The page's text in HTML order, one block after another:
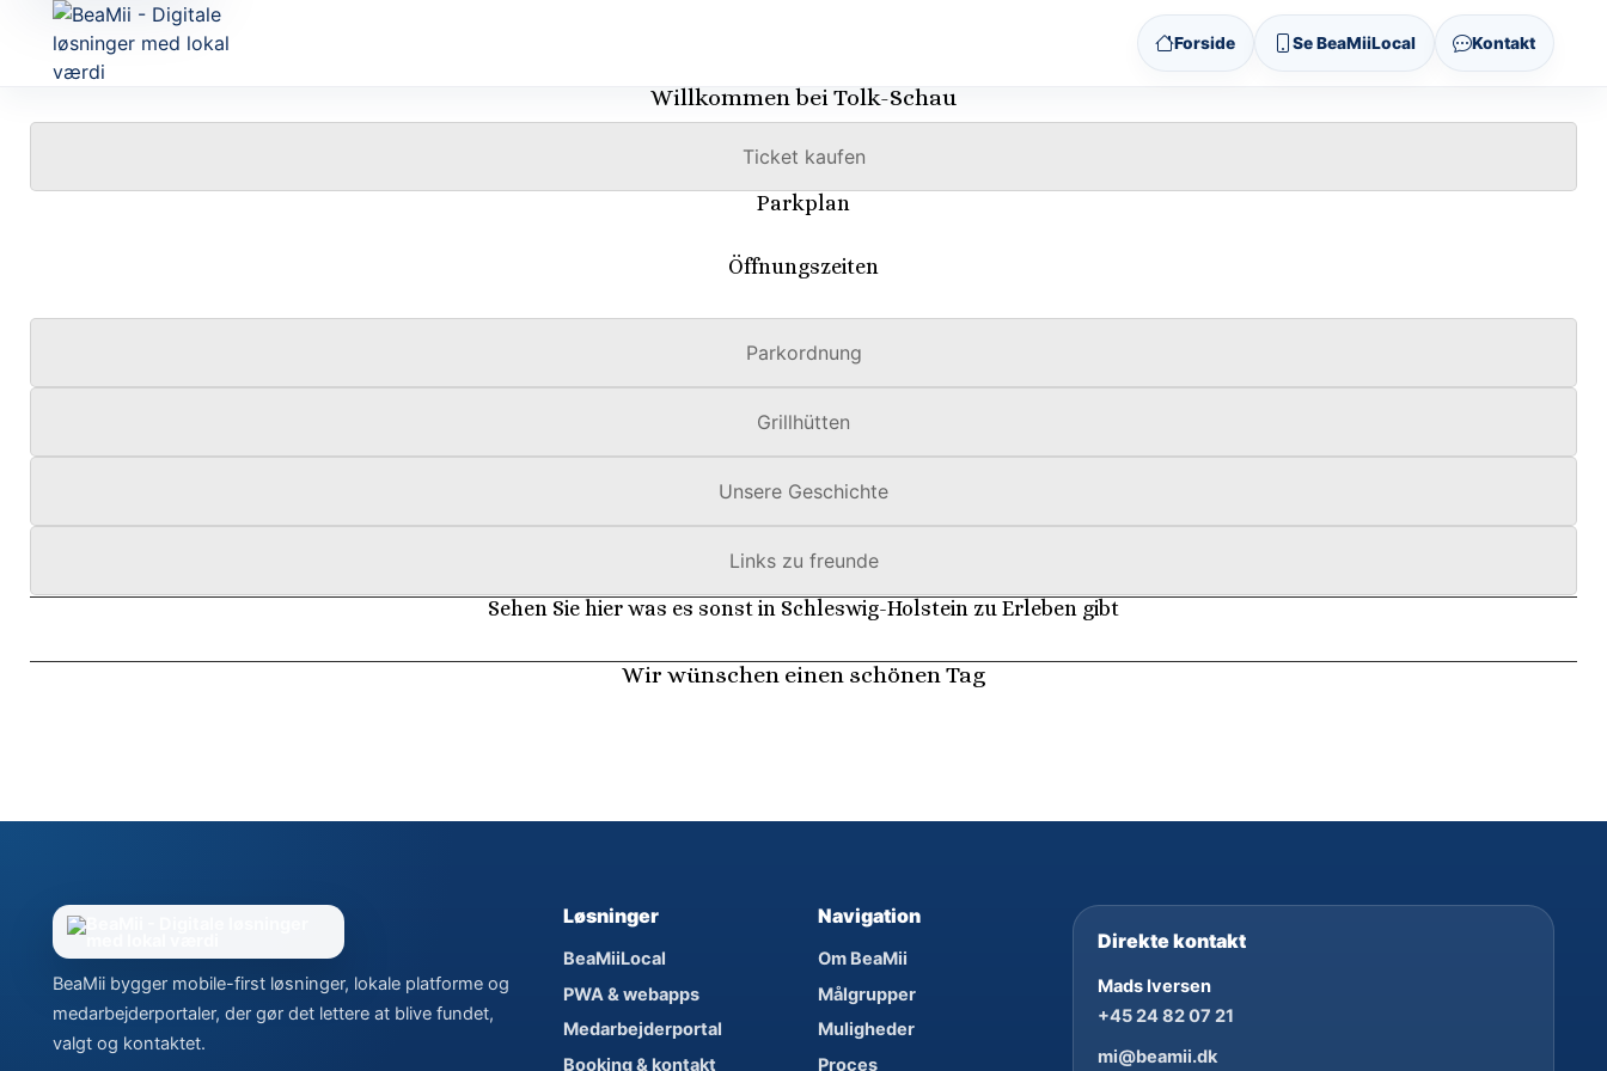
Forside Se BeaMiiLocal Kontakt
Willkommen bei Tolk-Schau
Ticket kaufen
Parkplan
Öffnungszeiten
Parkordnung
Grillhütten
Unsere Geschichte
Links zu freunde
Sehen Sie hier was es sonst in Schleswig-Holstein zu Erleben gibt
Wir wünschen einen schönen Tag
BeaMii bygger mobile-first løsninger, lokale platforme og
medarbejderportaler, der gør det lettere at blive fundet,
valgt og kontaktet.
Løsninger
BeaMiiLocal
PWA & webapps
Medarbejderportal
Booking & kontakt
Navigation
Om BeaMii
Målgrupper
Muligheder
Proces
Direkte kontakt
Mads Iversen
+45 24 82 07 21
mi@beamii.dk